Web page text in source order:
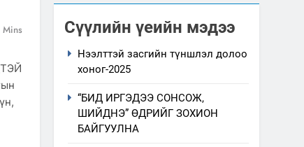
Mins
Сүүлийн үеийн мэдээ
Нээлттэй засгийн түншлэл долоо
хоног-2025
“БИД ИРГЭДЭЭ СОНСОЖ,
ШИЙДНЭ” ӨДРИЙГ ЗОХИОН
БАЙГУУЛНА